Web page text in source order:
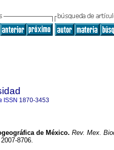
ISSN 1870-3453
de México. Rev. Mex.
8706.